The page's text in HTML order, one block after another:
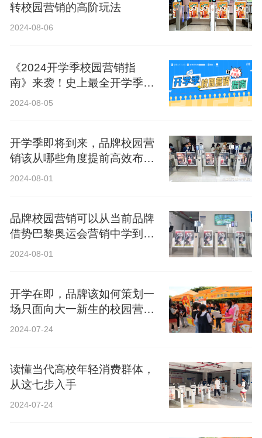
转校园营销的高阶玩法
2024-08-06
《2024开学季校园营销指
南》来袭！史上最全开学季营
销攻略！
2024-08-05
开学季即将到来，品牌校园营
销该从哪些角度提前高效布
局？
2024-08-01
品牌校园营销可以从当前品牌
借势巴黎奥运会营销中学到什
么？
2024-08-01
开学在即，品牌该如何策划一
场只面向大一新生的校园营
销？
2024-07-24
读懂当代高校年轻消费群体，
从这七步入手
2024-07-24